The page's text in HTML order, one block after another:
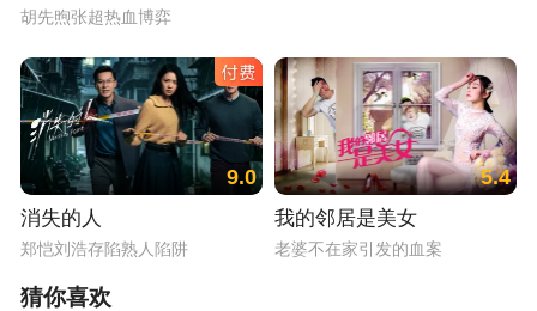
胡先煦张超热血博弈
9.0
消失的人
郑恺刘浩存陷熟人陷阱
5.4
我的邻居是美女
老婆不在家引发的血案
猜你喜欢